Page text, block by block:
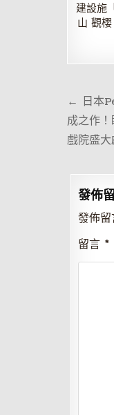
建設施
山 觀
文
章
導
← 日本
成之作
戲院盛大
發佈
發佈
留言 *